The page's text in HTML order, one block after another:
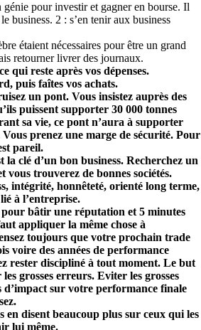
génie pour investir et gagner en bourse. Il
business. 2 : s’en tenir aux business
étaient nécessaires pour être un grand
retourner livrer des journaux.
qui reste après vos dépenses.
puis faîtes vos achats.
un pont. Vous insistez auprès des
puissent supporter 30 000 tonnes
sa vie, ce pont n’aura à supporter
Vous prenez une marge de sécurité. Pour
pareil.
la clé d’un bon business. Recherchez un
vous trouverez de bonnes sociétés.
intégrité, honnêteté, orienté long terme,
à l’entreprise.
bâtir une réputation et 5 minutes
appliquer la même chose à
toujours que votre prochain trade
voire des années de performance
rester discipliné à tout moment. Le but
grosses erreurs. Eviter les grosses
d’impact sur votre performance finale
en disent beaucoup plus sur ceux qui les
lui même.